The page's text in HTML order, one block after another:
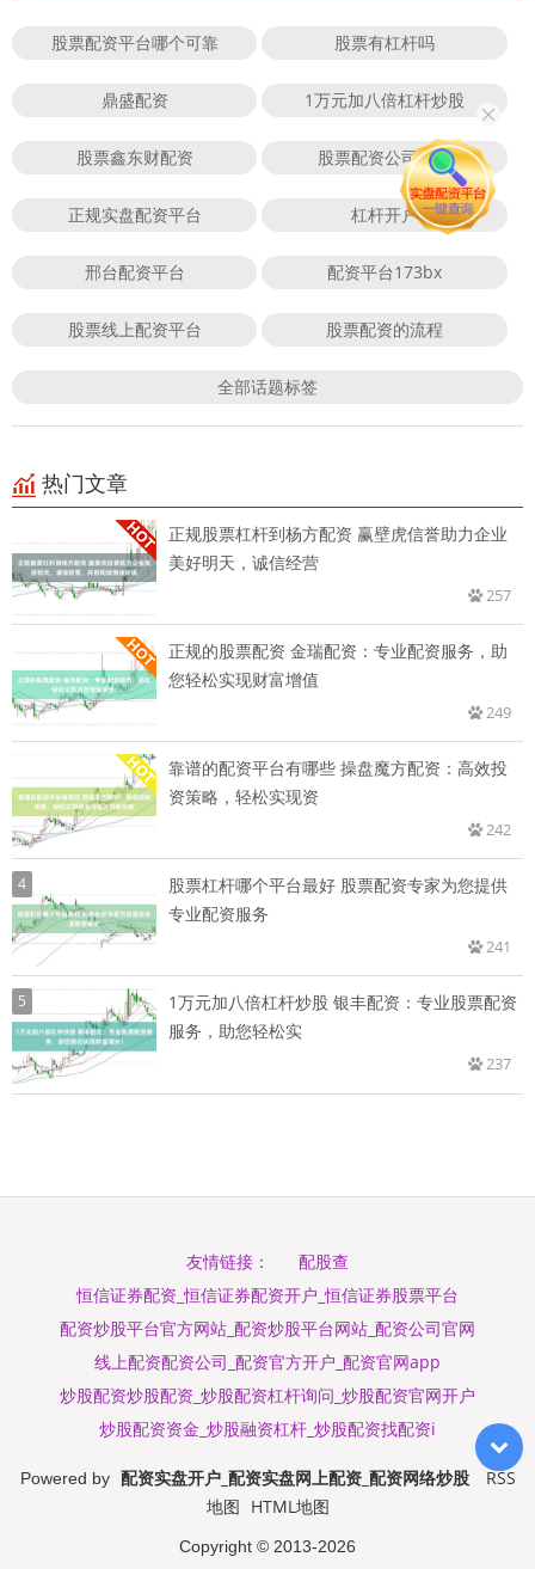
股票配资平台哪个可靠 股票有杠杆吗
鼎盛配资 1万元加八倍杠杆炒股
股票鑫东财配资 股票配资公司官方
正规实盘配资平台 杠杆开户
邢台配资平台 配资平台173bx
股票线上配资平台 股票配资的流程
全部话题标签
热门文章
正规股票杠杆到杨方配资 赢壁虎信誉助力企业
美好明天，诚信经营
257
正规的股票配资 金瑞配资：专业配资服务，助
您轻松实现财富增值
249
靠谱的配资平台有哪些 操盘魔方配资：高效投
资策略，轻松实现资
242
4
股票杠杆哪个平台最好 股票配资专家为您提供
专业配资服务
241
5
1万元加八倍杠杆炒股 银丰配资：专业股票配资
服务，助您轻松实
237
友情链接：
配股查
恒信证券配资_恒信证券配资开户_恒信证券股票平台
配资炒股平台官方网站_配资炒股平台网站_配资公司官网
线上配资配资公司_配资官方开户_配资官网app
炒股配资炒股配资_炒股配资杠杆询问_炒股配资官网开户
炒股配资资金_炒股融资杠杆_炒股配资找配资i
Powered by 配资实盘开户_配资实盘网上配资_配资网络炒股
RSS
地图 HTML地图
Copyright © 2013-2026